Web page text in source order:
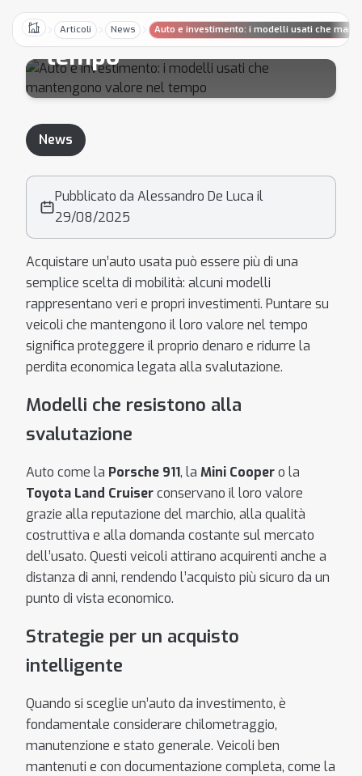
HomeArticoli News Auto e investimento: i modelli usati che
mantengono valore nel
tempo
News
Pubblicato da Alessandro De Luca il
29/08/2025
Acquistare un’auto usata può essere più di una
semplice scelta di mobilità: alcuni modelli
rappresentano veri e propri investimenti. Puntare su
veicoli che mantengono il loro valore nel tempo
significa proteggere il proprio denaro e ridurre la
perdita economica legata alla svalutazione.
Modelli che resistono alla
svalutazione
Auto come la Porsche 911, la Mini Coopero la
Toyota Land Cruiserconservano il loro valore
grazie alla reputazione del marchio, alla qualità
costruttiva e alla domanda costante sul mercato
dell’usato. Questi veicoli attirano acquirenti anche a
distanza di anni, rendendo l’acquisto più sicuro da un
punto di vista economico.
Strategie per un acquisto
intelligente
Quando si sceglie un’auto da investimento, è
fondamentale considerare chilometraggio,
manutenzione e stato generale. Veicoli ben
mantenuti e con documentazione completa, come la